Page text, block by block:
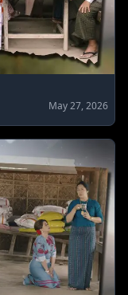
May 27, 2026